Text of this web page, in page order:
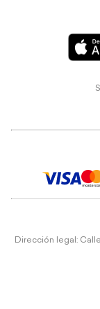
Dirección legal: